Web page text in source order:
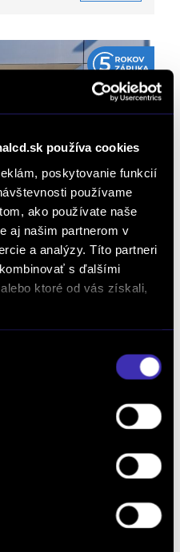
používa cookies
poskytovanie funkcií
používame
ako používate naše
aj našim partnerom v
a analýzy. Títo partneri
s ďalšími
ktoré od vás získali,
Edition Plus AT8
Automat 7 miest / 0 km
(benzín/elektrika)
DETAIL